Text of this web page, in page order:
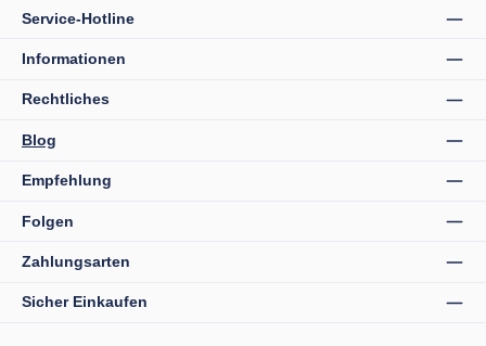
Service-Hotline
Informationen
Rechtliches
Blog
Empfehlung
Folgen
Zahlungsarten
Sicher Einkaufen